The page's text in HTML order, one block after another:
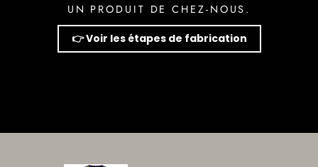
UN PRODUIT DE CHEZ-NOUS.
👉 Voir les étapes de fabrication